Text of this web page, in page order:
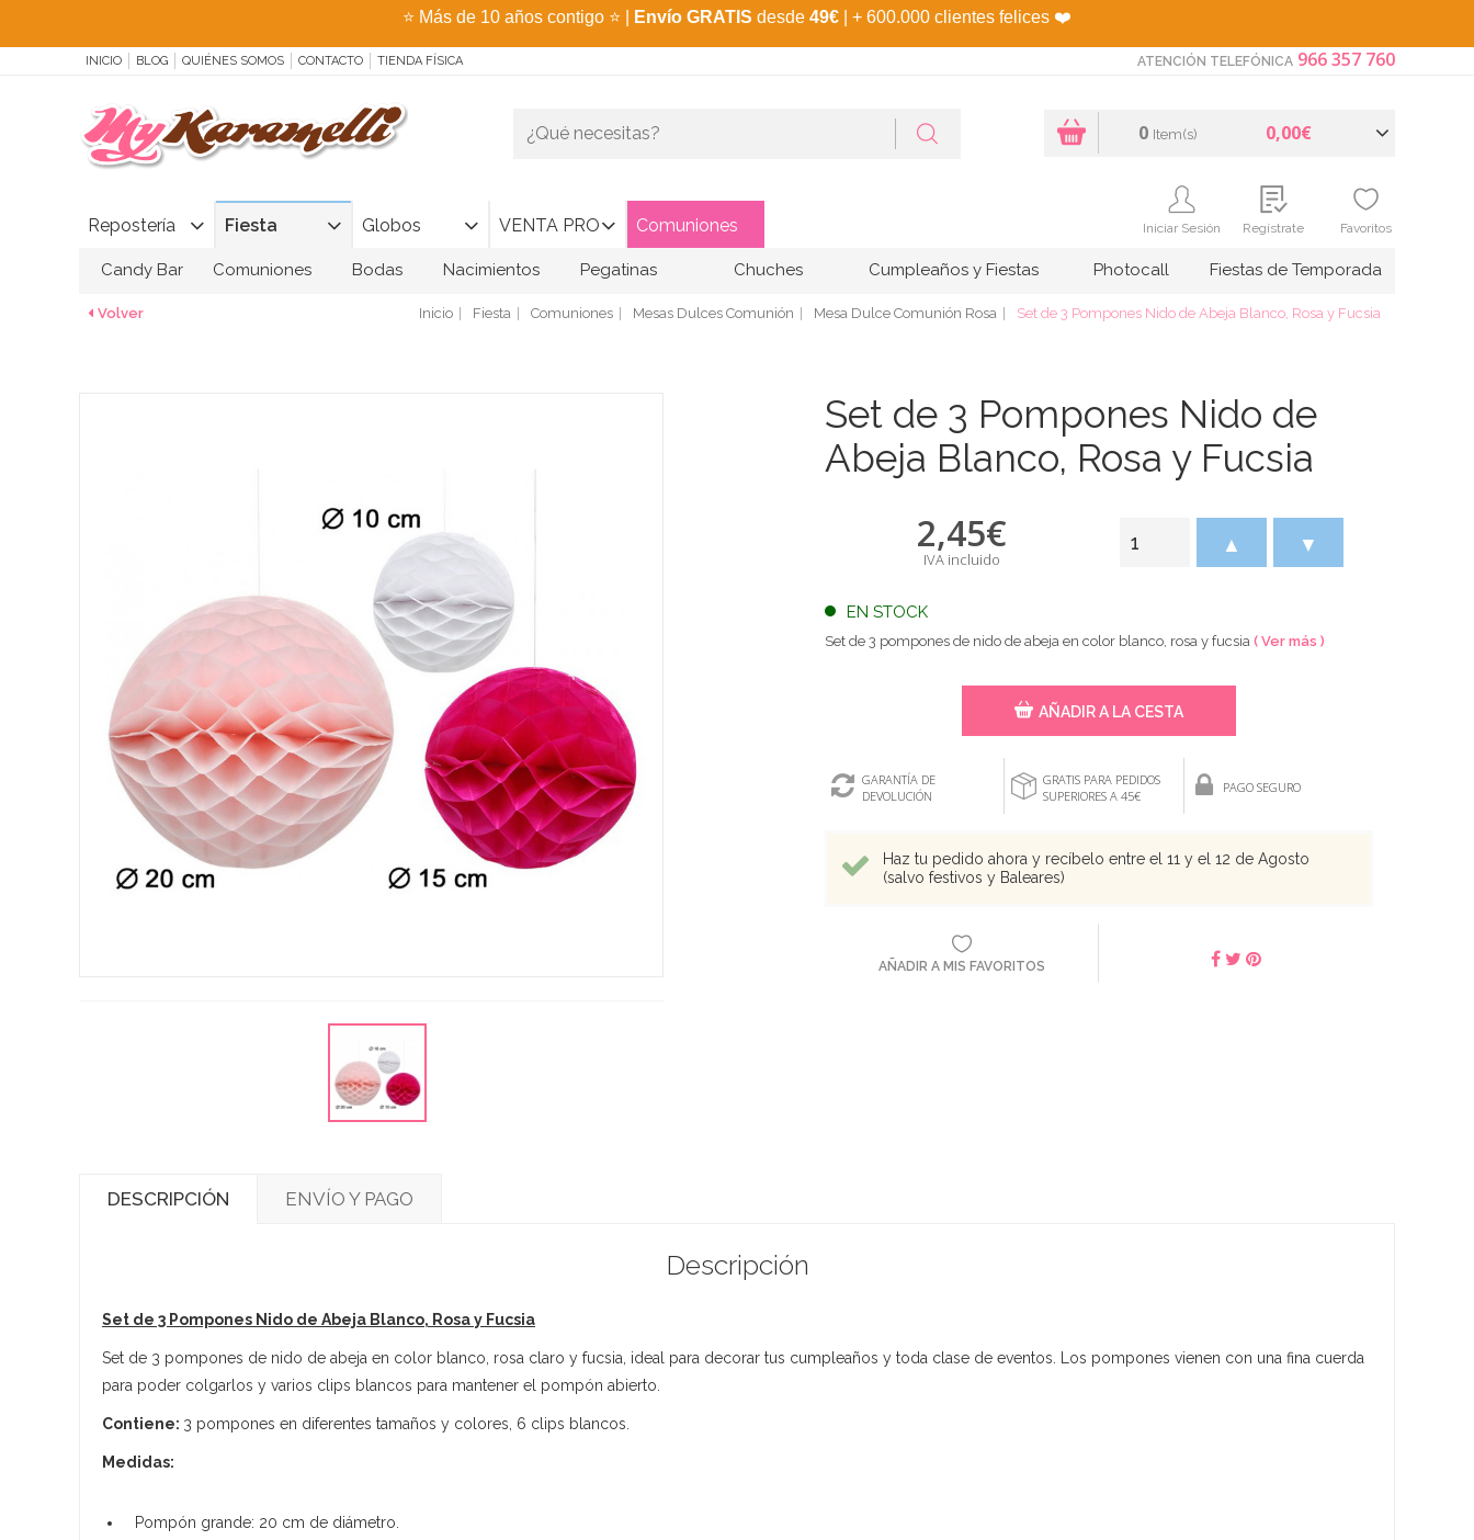
⭐ Más de 10 años contigo ⭐ Envío GRATIS desde 49€ | + 600.000 clientes felices ❤️
INICIO BLOG QUIÉNES SOMOS CONTACTO TIENDA FÍSICA ATENCIÓN TELEFÓNICA 966 357 760
Repostería Fiesta Globos VENTA PRO Comuniones
0 Item(s) 0,00€
Iniciar Sesión Regístrate Favoritos
Candy Bar Comuniones Bodas Nacimientos Pegatinas Chuches Cumpleaños y Fiestas Photocall Fiestas de Temporada
Volver Inicio Fiesta Comuniones Mesas Dulces Comunión Mesa Dulce Comunión Rosa Set de 3 Pompones Nido de Abeja Blanco, Rosa y Fucsia
Set de 3 Pompones Nido de
Abeja Blanco, Rosa y Fucsia
2,45€
IVA incluido
EN STOCK
▲ ▼
Set de 3 pompones de nido de abeja en color blanco, rosa y fucsia ( Ver más )
AÑADIR A LA CESTA
GARANTÍA DE
DEVOLUCIÓN
GRATIS PARA PEDIDOS
SUPERIORES A 45€
PAGO SEGURO
Haz tu pedido ahora y recíbelo entre el 11 y el 12 de Agosto
(salvo festivos y Baleares)
AÑADIR A MIS FAVORITOS
DESCRIPCIÓN ENVÍO Y PAGO
Descripción
Set de 3 Pompones Nido de Abeja Blanco, Rosa y Fucsia
Set de 3 pompones de nido de abeja en color blanco, rosa claro y fucsia, ideal para decorar tus cumpleaños y toda clase de eventos. Los pompones vienen con una fina cuerda
para poder colgarlos y varios clips blancos para mantener el pompón abierto.
Contiene: 3 pompones en diferentes tamaños y colores, 6 clips blancos.
Medidas:
Pompón grande: 20 cm de diámetro.